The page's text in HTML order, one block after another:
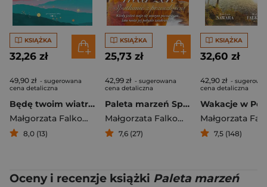
KSIĄŻKA
32,26 zł
49,90 zł - sugerowana
cena detaliczna
Będę twoim wiatrem
Małgorzata Falkowska
8,0 (13)
KSIĄŻKA
25,73 zł
42,99 zł - sugerowana
cena detaliczna
Paleta marzeń Spotkanie z przeszłością
Małgorzata Falkowska
7,6 (27)
KSIĄŻKA
32,60 zł
42,90 zł -
cena detaliczna
7,5 (148)
Oceny i recenzje książki Paleta marzeń